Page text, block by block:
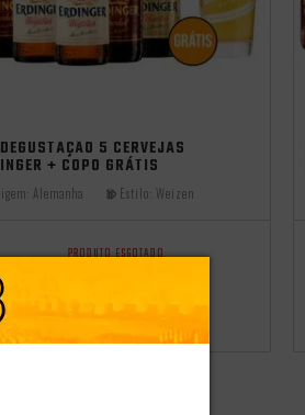
5 CERVEJAS
+ COPO GRÁTIS
Alemanha Estilo: Weizen
PRODUTO ESGOTADO